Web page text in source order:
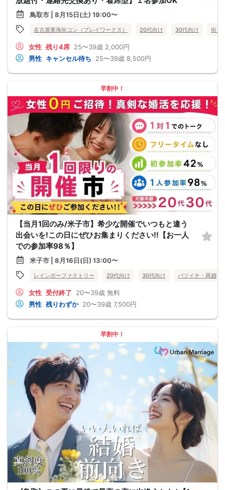
鳥取市 | 8月15日(土) 19:00〜
名古屋東海街コン（プレイワークス） 20代向け 30代向け 街コ
女性 残り4席 25〜39歳 2,000円
男性 キャンセル待ち 25〜39歳 8,500円
早割中！
【当月1回のみ/米子市】希少な開催でいつもと違う
出会いを!この日にぜひお集まりください!!【お一人
での参加率98％】
米子市 | 8月16日(日) 13:00〜
レインボーファクトリー 20代向け 30代向け バツイチ・再婚
女性 受付終了 20〜39歳 無料
男性 残りわずか 20〜39歳 7,500円
早割中！